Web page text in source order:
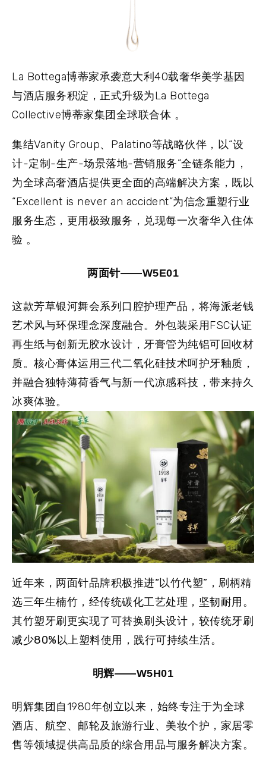
La Bottega博蒂家承袭意大利40载奢华美学基因
与酒店服务积淀，正式升级为La Bottega
Collective博蒂家集团全球联合体 。
集结Vanity Group、Palatino等战略伙伴，以“设
计-定制-生产-场景落地-营销服务”全链条能力，
为全球高奢酒店提供更全面的高端解决方案，既以
“Excellent is never an accident”为信念重塑行业
服务生态，更用极致服务，兑现每一次奢华入住体
验 。
两面针——W5E01
这款芳草银河舞会系列口腔护理产品，将海派老钱
艺术风与环保理念深度融合。外包装采用FSC认证
再生纸与创新无胶水设计，牙膏管为纯铝可回收材
质。核心膏体运用三代二氧化硅技术呵护牙釉质，
并融合独特薄荷香气与新一代凉感科技，带来持久
冰爽体验。
近年来， 两面针品牌积极推进“以竹代塑” ，刷柄精
选三年生楠竹，经传统碳化工艺处理，坚韧耐用。
其竹塑牙刷更实现了可替换刷头设计，较传统牙刷
减少80%以上塑料使用，践行可持续生活。
明辉——W5H01
明辉集团自1980年创立以来，始终专注于为全球
酒店、航空、邮轮及旅游行业、美妆个护，家居零
售等领域提供高品质的综合用品与服务解决方案。